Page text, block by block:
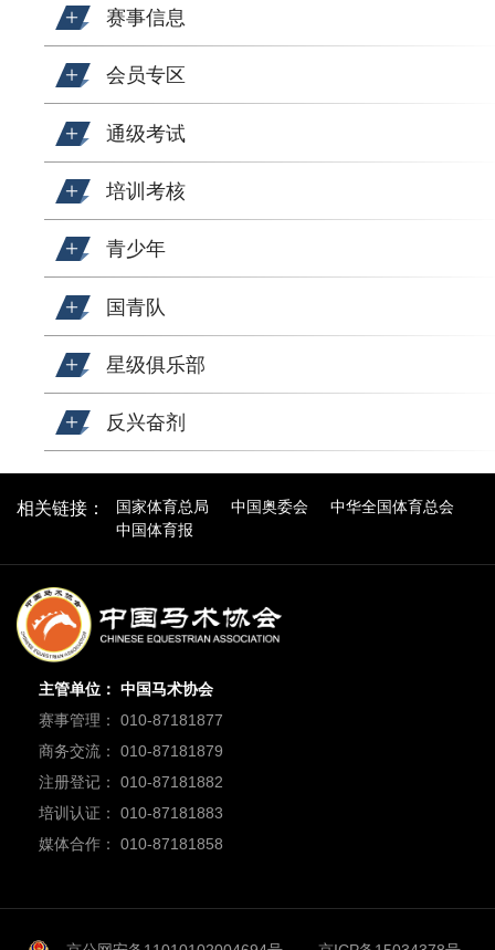
赛事信息
会员专区
通级考试
培训考核
青少年
国青队
星级俱乐部
反兴奋剂
相关链接： 国家体育总局 中国奥委会
中华全国体育总会
中国体育报
主管单位： 中国马术协会
赛事管理： 010-87181877
商务交流： 010-87181879
注册登记： 010-87181882
培训认证： 010-87181883
媒体合作： 010-87181858